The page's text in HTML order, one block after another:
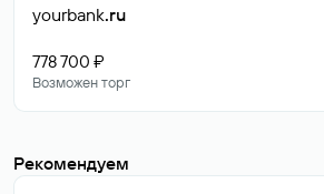
yourbank.ru
778 700 ₽
Возможен торг
Рекомендуем